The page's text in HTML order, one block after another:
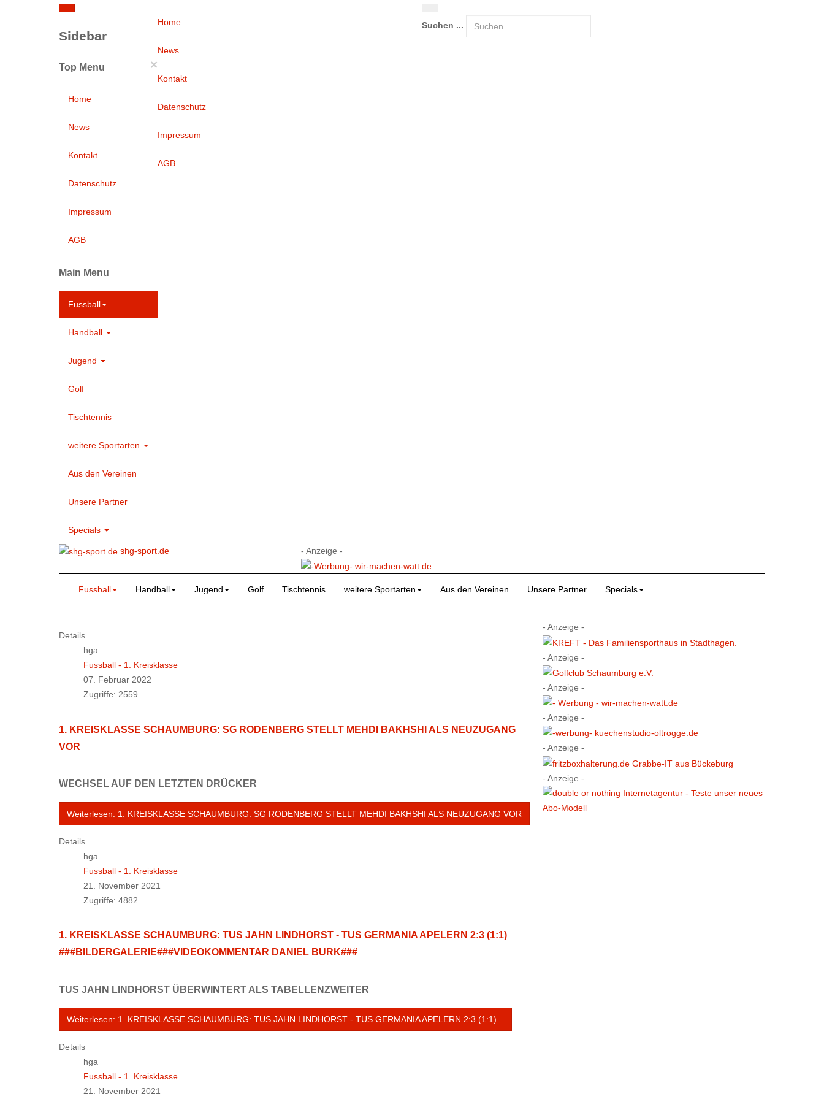
Sidebar
×
Top Menu
Home
News
Kontakt
Datenschutz
Impressum
AGB
Main Menu
Fussball
Handball
Jugend
Golf
Tischtennis
weitere Sportarten
Aus den Vereinen
Unsere Partner
Specials
Home
News
Kontakt
Datenschutz
Impressum
AGB
Suchen ...
shg-sport.de - Anzeige -
Fussball Handball Jugend Golf Tischtennis weitere Sportarten Aus den Vereinen Unsere Partner Specials
Details
hga
Fussball - 1. Kreisklasse
07. Februar 2022
Zugriffe: 2559
1. KREISKLASSE SCHAUMBURG: SG RODENBERG STELLT MEHDI BAKHSHI ALS NEUZUGANG
VOR
WECHSEL AUF DEN LETZTEN DRÜCKER
Weiterlesen: 1. KREISKLASSE SCHAUMBURG: SG RODENBERG STELLT MEHDI BAKHSHI ALS NEUZUGANG VOR
Details
hga
Fussball - 1. Kreisklasse
21. November 2021
Zugriffe: 4882
1. KREISKLASSE SCHAUMBURG: TUS JAHN LINDHORST - TUS GERMANIA APELERN 2:3 (1:1)
###BILDERGALERIE###VIDEOKOMMENTAR DANIEL BURK###
TUS JAHN LINDHORST ÜBERWINTERT ALS TABELLENZWEITER
Weiterlesen: 1. KREISKLASSE SCHAUMBURG: TUS JAHN LINDHORST - TUS GERMANIA APELERN 2:3 (1:1)...
Details
hga
Fussball - 1. Kreisklasse
21. November 2021
- Anzeige -
- Anzeige -
- Anzeige -
- Anzeige -
- Anzeige -
- Anzeige -